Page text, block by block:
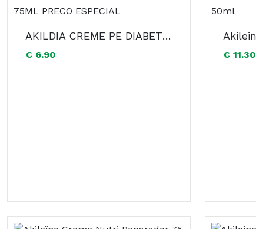
AKILDIA CREME PE DIABETICO 75ML PRECO ESPECIAL
€ 6.90 € 11.30